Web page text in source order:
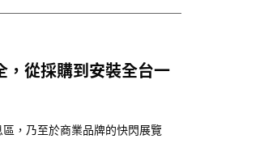
，從採購到安裝全台一
，乃至於商業品牌的快閃展覽